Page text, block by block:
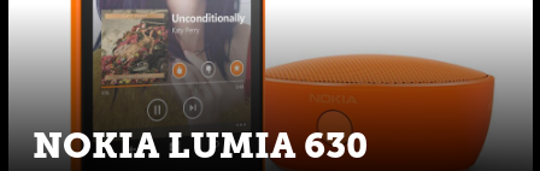
NOKIA LUMIA 630